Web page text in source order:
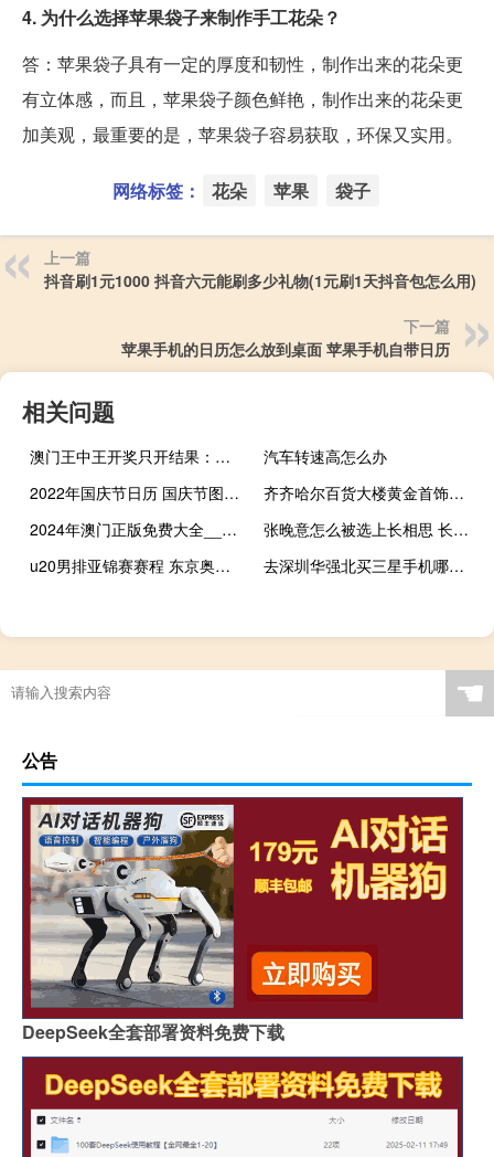
4. 为什么选择苹果袋子来制作手工花朵？
答：苹果袋子具有一定的厚度和韧性，制作出来的花朵更
有立体感，而且，苹果袋子颜色鲜艳，制作出来的花朵更
加美观，最重要的是，苹果袋子容易获取，环保又实用。
网络标签： 花朵 苹果 袋子
上一篇
抖音刷1元1000 抖音六元能刷多少礼物(1元刷1天抖音包怎么用)
下一篇
苹果手机的日历怎么放到桌面 苹果手机自带日历
相关问题
澳门王中王开奖只开结果：广泛的AI最佳解答-3543.ISO.662
汽车转速高怎么办
2022年国庆节日历 国庆节图片2022新图片
齐齐哈尔百货大楼黄金首饰多少钱一克 黄金首饰多少钱一克
2024年澳门正版免费大全__通俗的最佳解答-894.ISO.061
张晚意怎么被选上长相思 长相思张晚意眼神戏一条过
u20男排亚锦赛赛程 东京奥运会男排赛程
去深圳华强北买三星手机哪里 深圳三星手机专卖店
☚
公告
DeepSeek全套部署资料免费下载